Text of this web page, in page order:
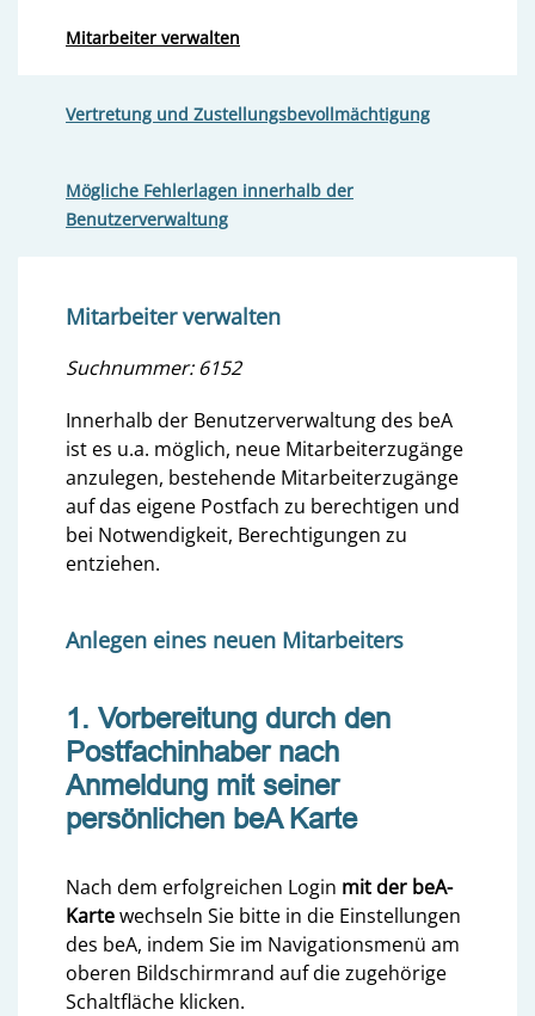
Mitarbeiter verwalten
Vertretung und Zustellungsbevollmächtigung
Mögliche Fehlerlagen innerhalb der
Benutzerverwaltung
Mitarbeiter verwalten
Suchnummer: 6152
Innerhalb der Benutzerverwaltung des beA
ist es u.a. möglich, neue Mitarbeiterzugänge
anzulegen, bestehende Mitarbeiterzugänge
auf das eigene Postfach zu berechtigen und
bei Notwendigkeit, Berechtigungen zu
entziehen.
Anlegen eines neuen Mitarbeiters
1. Vorbereitung durch den
Postfachinhaber nach
Anmeldung mit seiner
persönlichen beA Karte
Nach dem erfolgreichen Login mit der beA-
Kartewechseln Sie bitte in die Einstellungen
des beA, indem Sie im Navigationsmenü am
oberen Bildschirmrand auf die zugehörige
Schaltfläche klicken.